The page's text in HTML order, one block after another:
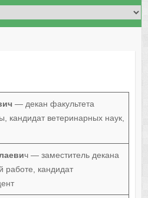
— декан факультета
кандидат ветеринарных наук,
ч — заместитель декана
работе, кандидат